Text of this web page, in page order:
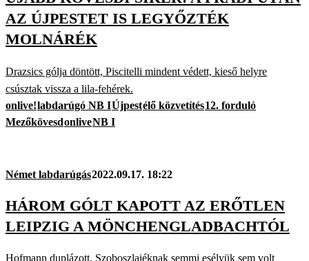
AZ ÚJPESTET IS LEGYŐZTÉK
MOLNÁRÉK
Drazsics gólja döntött, Piscitelli mindent védett, kieső helyre
csúsztak vissza a lila-fehérek.
onlive!labdarúgó NB IÚjpestélő közvetítés12. forduló
MezőkövesdonliveNB I
Német labdarúgás2022.09.17. 18:22
HÁROM GÓLT KAPOTT AZ ERŐTLEN
LEIPZIG A MÖNCHENGLADBACHTÓL
Hofmann duplázott, Szoboszlaiéknak semmi esélyük sem volt